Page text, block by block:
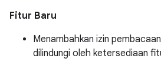
Fitur Baru
Menambahkan izin
dilindungi oleh ketersediaan